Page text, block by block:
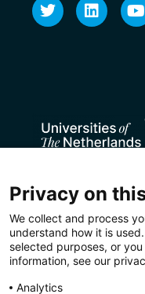
Privacy on
We collect and process
understand how it is
selected purposes, or
information, see our
Analytics